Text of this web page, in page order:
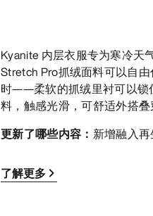
Kyanite 内层衣服专为寒冷天
Stretch Pro抓绒面料可以自
时——柔软的抓绒里衬可以锁
料，触感光滑，可舒适外搭
更新了哪些内容： 新增融入
了解更多